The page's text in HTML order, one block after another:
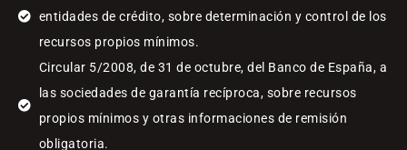
entidades de crédito, sobre determinación y control de los
recursos propios mínimos.
Circular 5/2008, de 31 de octubre, del Banco de España, a
las sociedades de garantía recíproca, sobre recursos
propios mínimos y otras informaciones de remisión
obligatoria.